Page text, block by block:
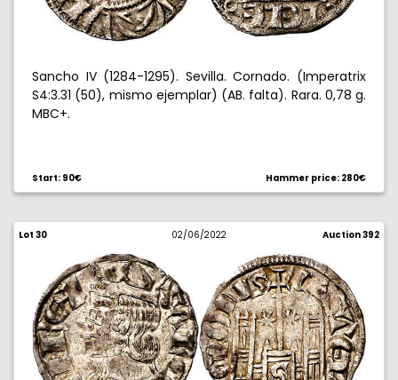
Sancho IV (1284-1295). Sevilla. Cornado. (Imperatrix
S4:3.31 (50), mismo ejemplar) (AB. falta). Rara. 0,78 g.
MBC+.
Start: 90€ Hammer price: 280€
Lot 30 02/06/2022 Auction 392